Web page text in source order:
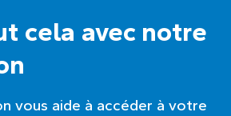
cela avec notre
vous aide à accéder à votre